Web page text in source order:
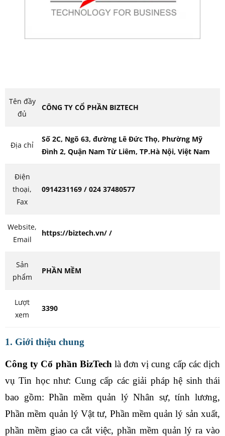
Tên đầy
đủ
CÔNG TY CỔ PHẦN BIZTECH
Địa chỉ
Số 2C, Ngõ 63, đường Lê Đức Thọ, Phường Mỹ
Đình 2, Quận Nam Từ Liêm, TP.Hà Nội, Việt Nam
Điện
thoại,
Fax
0914231169 / 024 37480577
Website,
Email
https://biztech.vn/ /
Sản
phẩm
PHẦN MỀM
Lượt
xem
3390
1. Giới thiệu chung
Công ty Cổ phần BizTech là đơn vị cung cấp các dịch
vụ Tin học như: Cung cấp các giải pháp hệ sinh thái
bao gồm: Phần mềm quản lý Nhân sự, tính lương,
Phần mềm quản lý Vật tư, Phần mềm quản lý sản xuất,
phần mềm giao ca cắt việc, phần mềm quản lý ra vào